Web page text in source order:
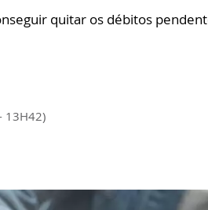
quitar os débitos
13H42)